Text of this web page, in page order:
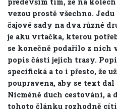
především tím, že na
vezou prostě všechno.
čajové sady na dva různé
je aku vrtačka, kterou
se konečně podařilo z
popis části jejich trasy.
specifická a to i přesto, že
poupravena, aby se text
Nicméně duch cestování, a
tohoto článku rozhodně